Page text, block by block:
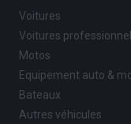
Voitures
Voitures
Motos
Equipement auto &
Bateaux
Autres véhicules